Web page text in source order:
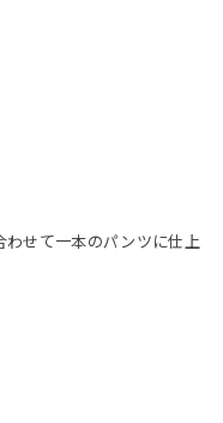
わせて一本のパンツに仕上